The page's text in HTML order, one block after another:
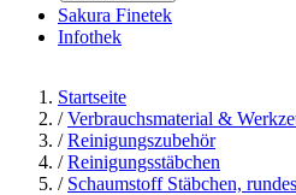
Sakura Finetek
Infothek
Startseite
/ Verbrauchsmaterial &
/ Reinigungszubehör
/ Reinigungsstäbchen
/ Schaumstoff Stäbchen,